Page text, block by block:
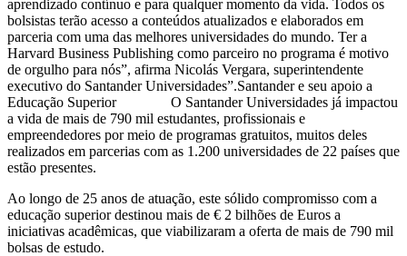
aprendizado contínuo e para qualquer momento da vida. Todos os
bolsistas terão acesso a conteúdos atualizados e elaborados em
parceria com uma das melhores universidades do mundo. Ter a
Harvard Business Publishing como parceiro no programa é motivo
de orgulho para nós”, afirma Nicolás Vergara, superintendente
executivo do Santander Universidades”.Santander e seu apoio a
Educação Superior O Santander Universidades já impactou
a vida de mais de 790 mil estudantes, profissionais e
empreendedores por meio de programas gratuitos, muitos deles
realizados em parcerias com as 1.200 universidades de 22 países que
estão presentes.
Ao longo de 25 anos de atuação, este sólido compromisso com a
educação superior destinou mais de € 2 bilhões de Euros a
iniciativas acadêmicas, que viabilizaram a oferta de mais de 790 mil
bolsas de estudo.